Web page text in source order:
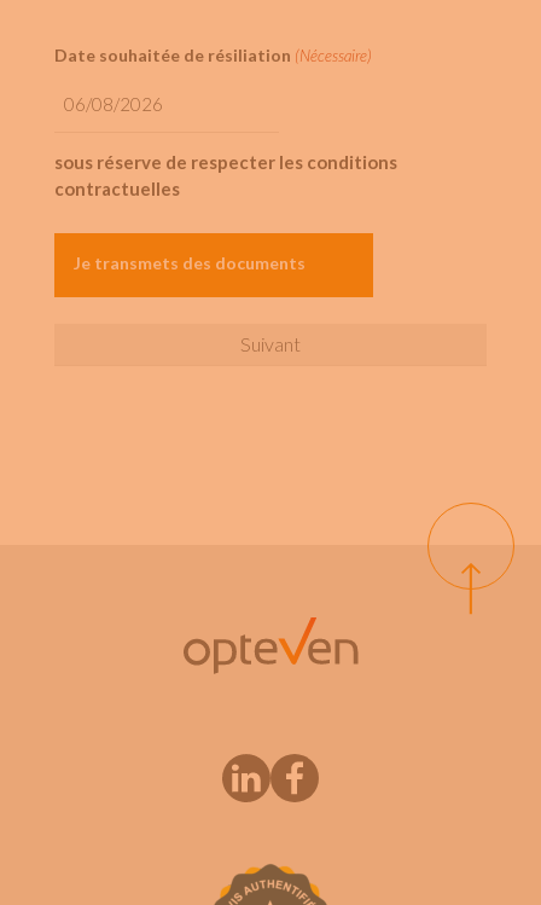
Date souhaitée de résiliation (Nécessaire)
JJ
MM
slash
AAAA
sous réserve de respecter les conditions
contractuelles
Je transmets des documents